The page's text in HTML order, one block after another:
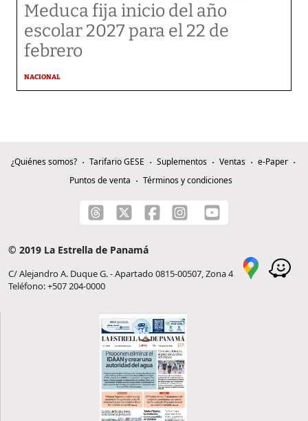
Meduca fija inicio del año
escolar 2027 para el 22 de
febrero
NACIONAL
¿Quiénes somos? Tarifario GESE Suplementos Ventas
e-Paper
Puntos de venta
Términos y condiciones
© 2019 La Estrella de Panamá
C/ Alejandro A. Duque G. - Apartado 0815-00507, Zona 4
Teléfono: +507 204-0000